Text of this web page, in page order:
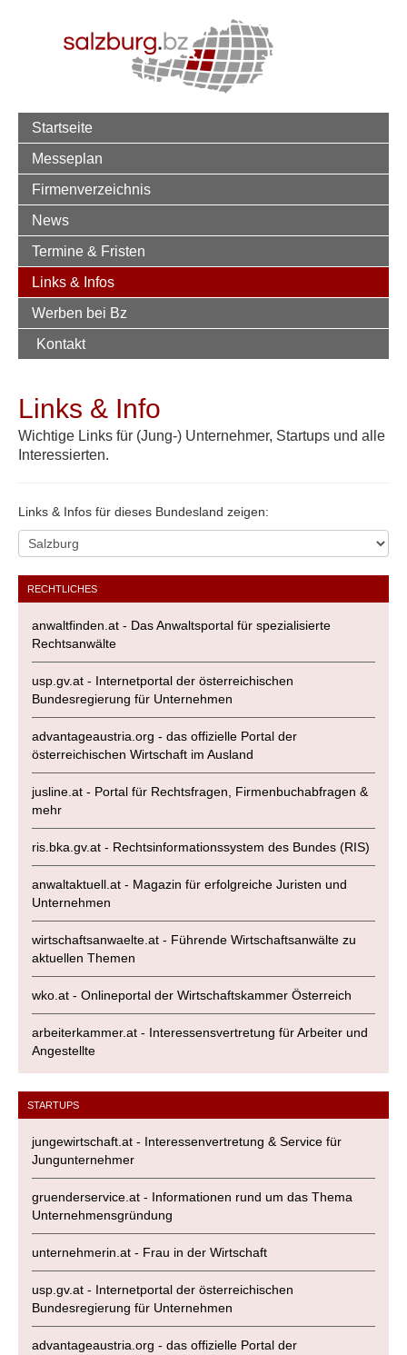
Startseite
Messeplan
Firmenverzeichnis
News
Termine & Fristen
Links & Infos
Werben bei Bz
Kontakt
Links & Info
Wichtige Links für (Jung-) Unternehmer, Startups und alle
Interessierten.
Links & Infos für dieses Bundesland zeigen:
RECHTLICHES
anwaltfinden.at - Das Anwaltsportal für spezialisierte
Rechtsanwälte
usp.gv.at - Internetportal der österreichischen
Bundesregierung für Unternehmen
advantageaustria.org - das offizielle Portal der
österreichischen Wirtschaft im Ausland
jusline.at - Portal für Rechtsfragen, Firmenbuchabfragen &
mehr
ris.bka.gv.at - Rechtsinformationssystem des Bundes (RIS)
anwaltaktuell.at - Magazin für erfolgreiche Juristen und
Unternehmen
wirtschaftsanwaelte.at - Führende Wirtschaftsanwälte zu
aktuellen Themen
wko.at - Onlineportal der Wirtschaftskammer Österreich
arbeiterkammer.at - Interessensvertretung für Arbeiter und
Angestellte
STARTUPS
jungewirtschaft.at - Interessenvertretung & Service für
Jungunternehmer
gruenderservice.at - Informationen rund um das Thema
Unternehmensgründung
unternehmerin.at - Frau in der Wirtschaft
usp.gv.at - Internetportal der österreichischen
Bundesregierung für Unternehmen
advantageaustria.org - das offizielle Portal der